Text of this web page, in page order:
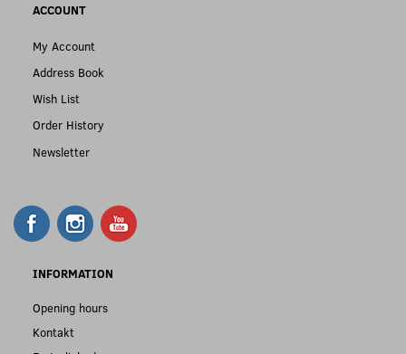
ACCOUNT
My Account
Address Book
Wish List
Order History
Newsletter
INFORMATION
Opening hours
Kontakt